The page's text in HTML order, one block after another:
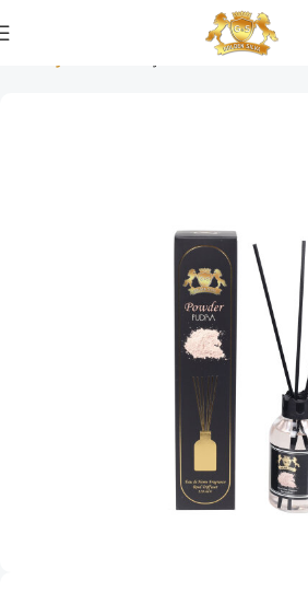
Bambu Çubuklu Oda Kokusu